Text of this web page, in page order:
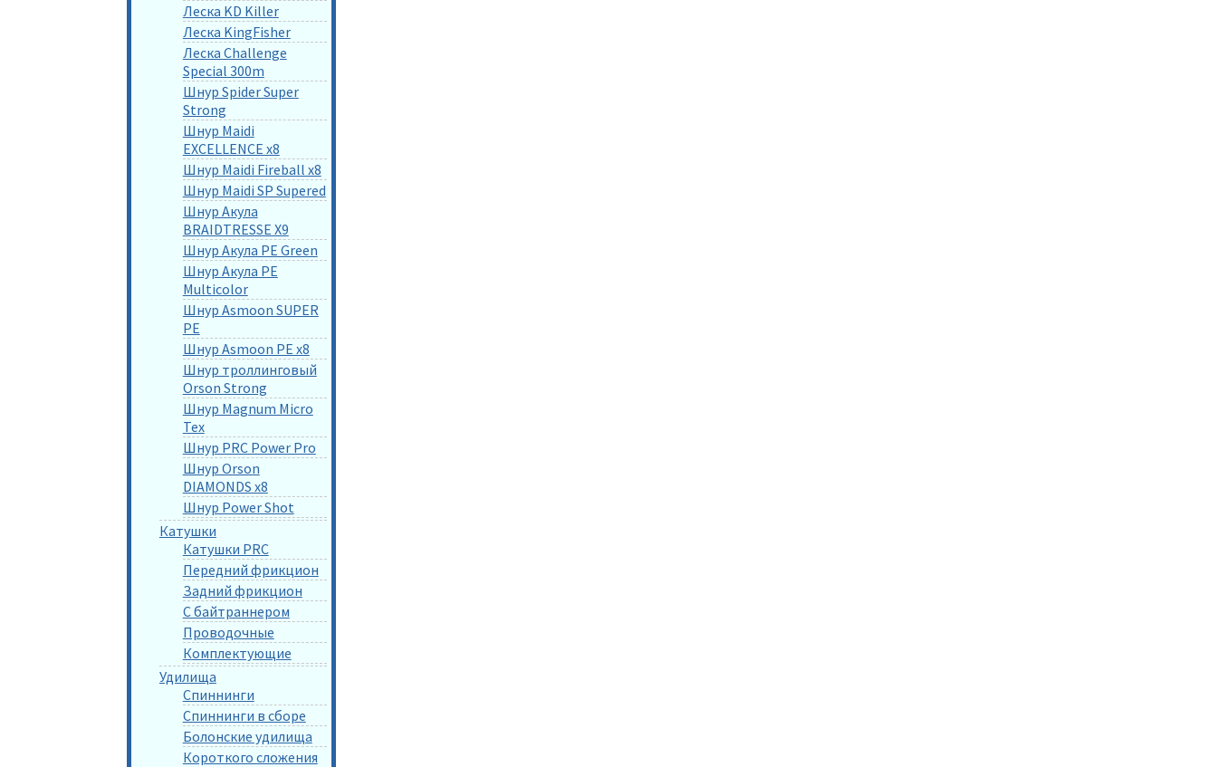
Леска KD Killer
Леска KingFisher
Леска Challenge
Special 300m
Шнур Spider Super
Strong
Шнур Maidi
EXCELLENCE x8
Шнур Maidi Fireball x8
Шнур Maidi SP Supered
Шнур Акула
BRAIDTRESSE X9
Шнур Акула PE Green
Шнур Акула PE
Multicolor
Шнур Asmoon SUPER
PE
Шнур Asmoon PE x8
Шнур троллинговый
Orson Strong
Шнур Magnum Micro
Tex
Шнур PRC Power Pro
Шнур Orson
DIAMONDS x8
Шнур Power Shot
Катушки
Катушки PRC
Передний фрикцион
Задний фрикцион
С байтраннером
Проводочные
Комплектующие
Удилища
Спиннинги
Спиннинги в сборе
Болонские удилища
Короткого сложения